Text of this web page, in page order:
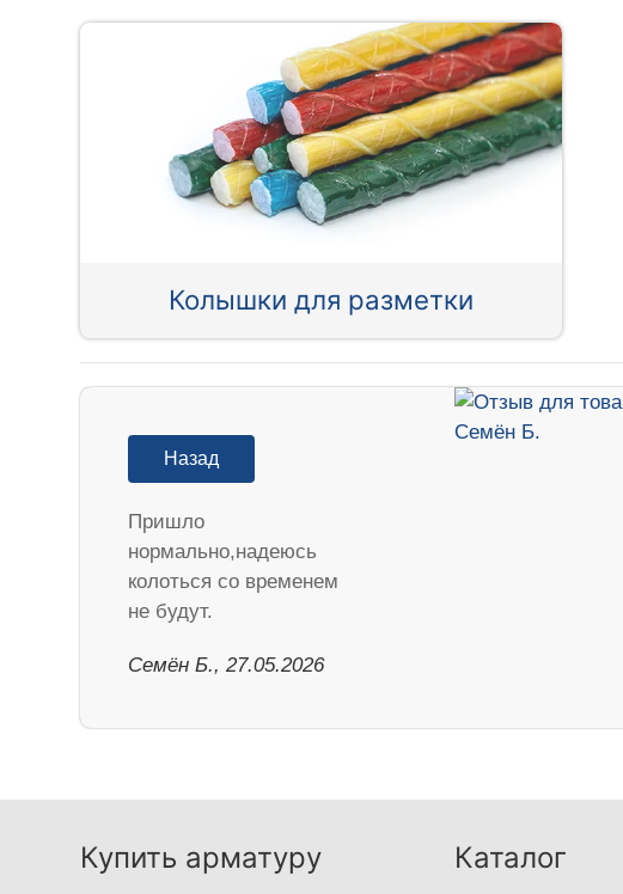
Колышки для разметки
Назад
Пришло
нормально,надеюсь
колоться со временем
не будут.
Семён Б., 27.05.2026
Купить арматуру Каталог